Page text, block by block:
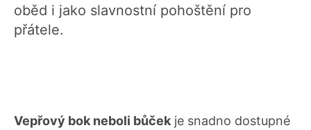
oběd i jako slavnostní pohoštění pro
přátele.
Vepřový bok neboli bůček je snadno dostupné